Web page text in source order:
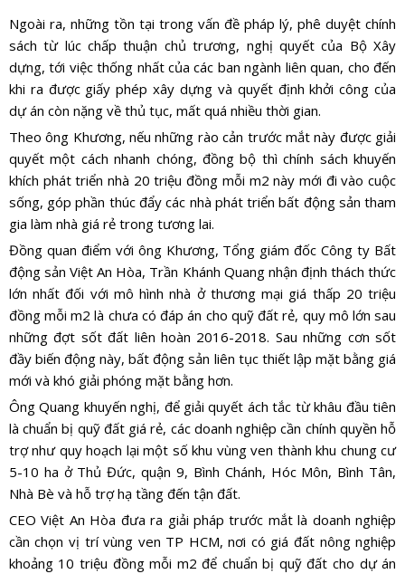
Ngoài ra, những tồn tại trong vấn đề pháp lý, phê duyệt chính
sách từ lúc chấp thuận chủ trương, nghị quyết của Bộ Xây
dựng, tới việc thống nhất của các ban ngành liên quan, cho đến
khi ra được giấy phép xây dựng và quyết định khởi công của
dự án còn nặng về thủ tục, mất quá nhiều thời gian.
Theo ông Khương, nếu những rào cản trước mắt này được giải
quyết một cách nhanh chóng, đồng bộ thì chính sách khuyến
khích phát triển nhà 20 triệu đồng mỗi m2 này mới đi vào cuộc
sống, góp phần thúc đẩy các nhà phát triển bất động sản tham
gia làm nhà giá rẻ trong tương lai.
Đồng quan điểm với ông Khương, Tổng giám đốc Công ty Bất
động sản Việt An Hòa, Trần Khánh Quang nhận định thách thức
lớn nhất đối với mô hình nhà ở thương mại giá thấp 20 triệu
đồng mỗi m2 là chưa có đáp án cho quỹ đất rẻ, quy mô lớn sau
những đợt sốt đất liên hoàn 2016-2018. Sau những cơn sốt
đầy biến động này, bất động sản liên tục thiết lập mặt bằng giá
mới và khó giải phóng mặt bằng hơn.
Ông Quang khuyến nghị, để giải quyết ách tắc từ khâu đầu tiên
là chuẩn bị quỹ đất giá rẻ, các doanh nghiệp cần chính quyền hỗ
trợ như quy hoạch lại một số khu vùng ven thành khu chung cư
5-10 ha ở Thủ Đức, quận 9, Bình Chánh, Hóc Môn, Bình Tân,
Nhà Bè và hỗ trợ hạ tầng đến tận đất.
CEO Việt An Hòa đưa ra giải pháp trước mắt là doanh nghiệp
cần chọn vị trí vùng ven TP HCM, nơi có giá đất nông nghiệp
khoảng 10 triệu đồng mỗi m2 để chuẩn bị quỹ đất cho dự án